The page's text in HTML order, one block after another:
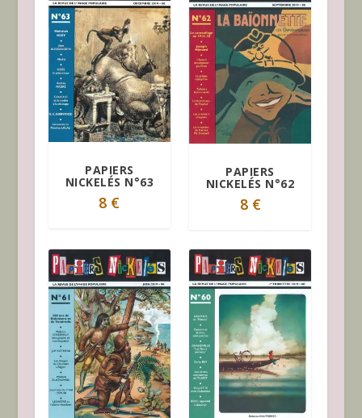
PAPIERS
NICKELÉS N°63
8 €
PAPIERS
NICKELÉS N°62
8 €